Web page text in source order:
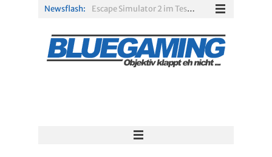
Newsflash:
Escape Simulator 2 im Test: Knifflige Rätsel im neuen Gewand
Xbox Game Pass: Diese neuen Spiele erscheinen im August 2026
„ARC Raiders“-Spieler erhalten exklusives Outfit für „The Finals“
RV There Yet? im Test: Chaotischer Roadtrip mit Freunden